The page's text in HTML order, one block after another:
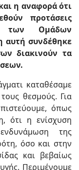
η αναφορά ότι
προτάσεις
των Ομάδων
αυτή συνδέθηκε
διακινούν τα
καταθέσαμε
θεσμούς. Για
όπως
ότι η ενίσχυση
της
όσο και στην
και βεβαίως
Περιμένουμε